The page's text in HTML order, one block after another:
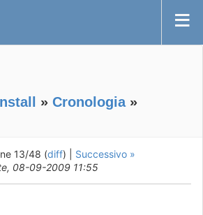
» Cronologia»
13/48 (diff) | Successivo »
08-09-2009 11:55